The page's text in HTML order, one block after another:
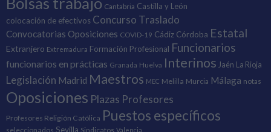
Cantabria Castilla y León
colocación de efectivos Concurso Traslado
Convocatorias Oposiciones COVID-19 Cádiz Córdoba Estatal
Extranjero Extremadura Formación Profesional Funcionarios
funcionarios en prácticas Granada Huelva Interinos Jaén La Rioja
Legislación Madrid Maestros MEC Melilla Murcia Málaga notas
Oposiciones Plazas Profesores
Profesores Religión Católica Puestos específicos
seleccionados Sevilla Sindicatos Valencia